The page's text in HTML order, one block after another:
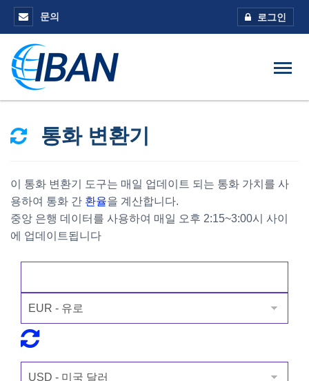
문의 로그인
통화 변환기
이 통화 변환기 도구는 매일 업데이트 되는 통화 가치를 사
용하여 통화 간 환율을 계산합니다.
중앙 은행 데이터를 사용하여 매일 오후 2:15~3:00시 사이
에 업데이트됩니다